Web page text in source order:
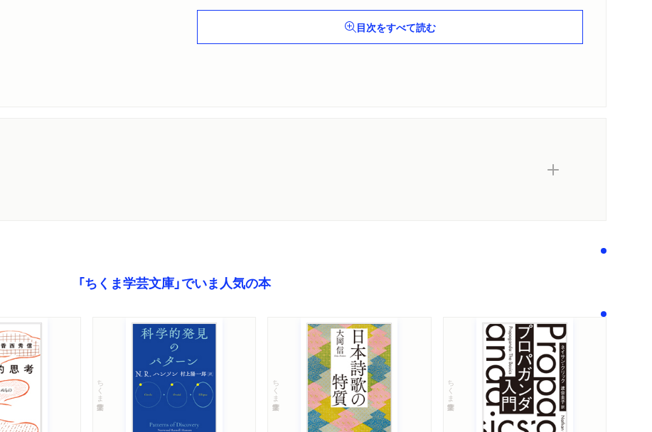
空海の教育理想）
目次をすべて読む
「ちくま学芸文庫」でいま人気の本
ちくま学芸文庫 ちくま学芸文庫 ちくま学芸文庫